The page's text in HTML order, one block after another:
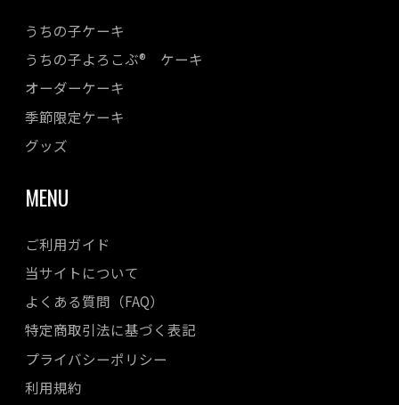
2023年06月
2023年05月
2023年04月
2023年03月
2023年02月
2022年12月
2022年10月
2022年08月
2022年07月
2022年06月
2022年05月
2022年04月
うちの子ケーキ
うちの子よろこぶ® ケーキ
オーダーケーキ
季節限定ケーキ
グッズ
MENU
ご利用ガイド
当サイトについて
よくある質問（FAQ）
特定商取引法に基づく表記
プライバシーポリシー
利用規約